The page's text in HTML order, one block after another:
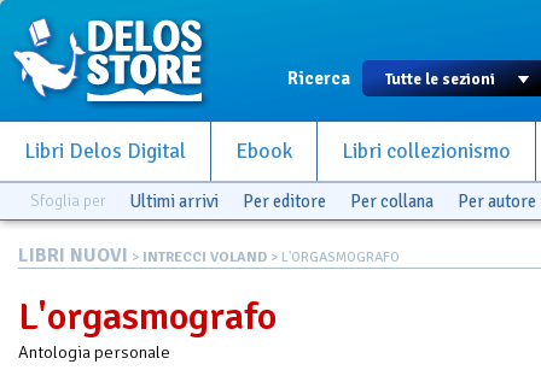
Ricerca
Libri Delos Digital Ebook Libri collezionismo
Sfoglia per Ultimi arrivi Per editore Per collana Per autore
LIBRI NUOVI > INTRECCI VOLAND > L'ORGASMOGRAFO
L'orgasmografo
Antologia personale